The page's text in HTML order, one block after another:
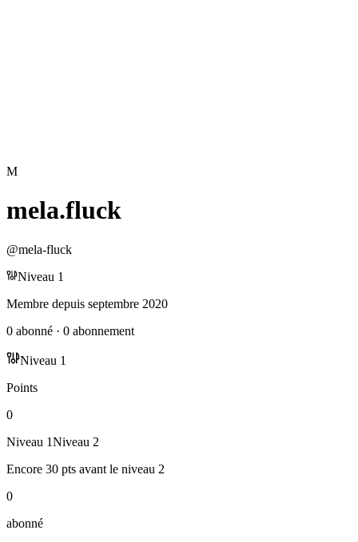
M
mela.fluck
@mela-fluck
Niveau 1
Membre depuis septembre 2020
0 abonné · 0 abonnement
Niveau 1
Points
0
Niveau 1Niveau 2
Encore 30 pts avant le niveau 2
0
abonné